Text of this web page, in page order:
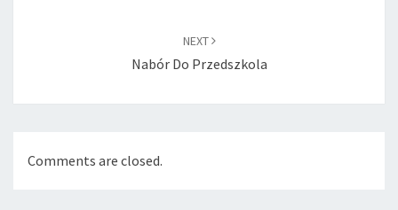
NEXT
Nabór Do Przedszkola
Comments are closed.